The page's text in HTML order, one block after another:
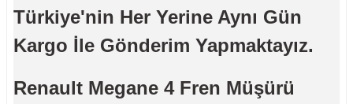
Türkiye'nin Her Yerine Aynı Gün
Kargo İle Gönderim Yapmaktayız.
Renault Megane 4 Fren Müşürü